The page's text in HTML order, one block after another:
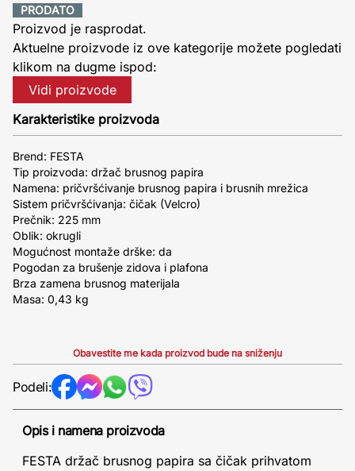
PRODATO
Proizvod je rasprodat.
Aktuelne proizvode iz ove kategorije možete pogledati
klikom na dugme ispod:
Vidi proizvode
Karakteristike proizvoda
Brend: FESTA
Tip proizvoda: držač brusnog papira
Namena: pričvršćivanje brusnog papira i brusnih mrežica
Sistem pričvršćivanja: čičak (Velcro)
Prečnik: 225 mm
Oblik: okrugli
Mogućnost montaže drške: da
Pogodan za brušenje zidova i plafona
Brza zamena brusnog materijala
Masa: 0,43 kg
Obavestite me kada proizvod bude na sniženju
Podeli:
Opis i namena proizvoda
FESTA držač brusnog papira sa čičak prihvatom